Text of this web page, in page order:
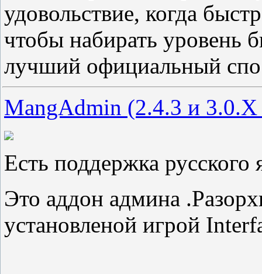
удовольствие, когда
чтобы набирать уровень
лучший официальный
MangAdmin (2.4.3 и 3.0.X
Есть поддержка
Это аддон админа
установленой игрой